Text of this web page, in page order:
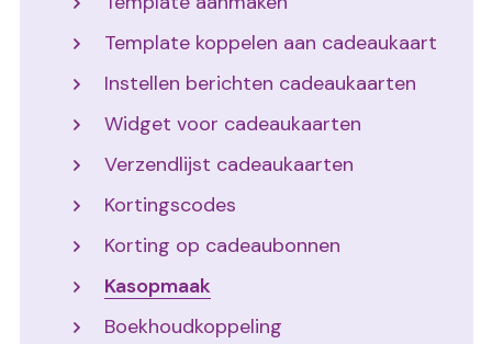
Template koppelen aan cadeaukaart
Instellen berichten cadeaukaarten
Widget voor cadeaukaarten
Verzendlijst cadeaukaarten
Kortingscodes
Korting op cadeaubonnen
Kasopmaak
Boekhoudkoppeling